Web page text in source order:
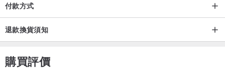
付款方式
退款換貨須知
購買評價